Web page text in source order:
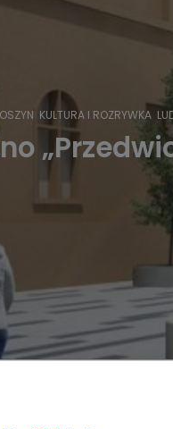
KULTURA I ROZRYWKA